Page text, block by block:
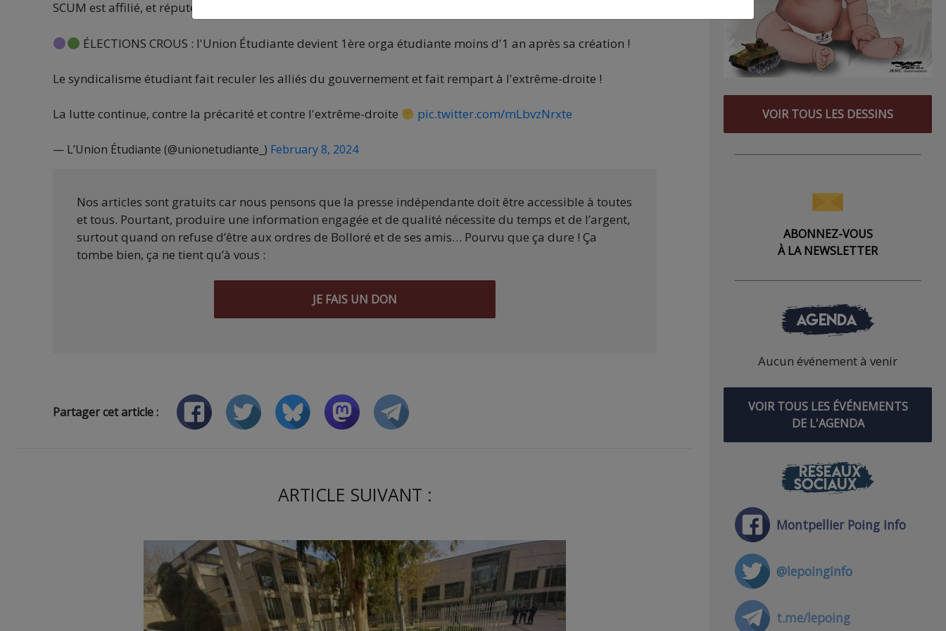
SCUM est affilié, et réputé proche de la France Insoumise, devient majoritaire.
ÉLECTIONS CROUS : l'Union Étudiante devient 1ère orga étudiante moins d'1 an après sa création !
Le syndicalisme étudiant fait reculer les alliés du gouvernement et fait rempart à l'extrême-droite !
La lutte continue, contre la précarité et contre l'extrême-droite pic.twitter.com/mLbvzNrxte
— L’Union Étudiante (@unionetudiante_) February 8, 2024
Nos articles sont gratuits car nous pensons que la presse indépendante doit être accessible à toutes
et tous. Pourtant, produire une information engagée et de qualité nécessite du temps et de l’argent,
surtout quand on refuse d’être aux ordres de Bolloré et de ses amis… Pourvu que ça dure ! Ça
tombe bien, ça ne tient qu’à vous :
JE FAIS UN DON
Partager cet article :
ARTICLE SUIVANT :
VOIR TOUS LES DESSINS
ABONNEZ-VOUS
À LA NEWSLETTER
AGENDA
Aucun événement à venir
VOIR TOUS LES ÉVÉNEMENTS
DE L'AGENDA
RÉSEAUX
SOCIAUX
Montpellier Poing Info
@lepoinginfo
t.me/lepoing